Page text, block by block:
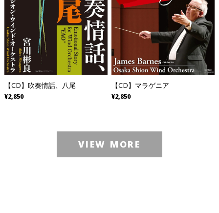
【CD】吹奏情話、八尾
¥2,850
【CD】マラゲニア
¥2,850
VIEW MORE